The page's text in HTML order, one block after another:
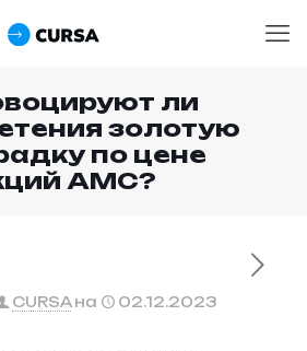
ли
золотую
по цене
AMC?
CURSA на 02.12.2023